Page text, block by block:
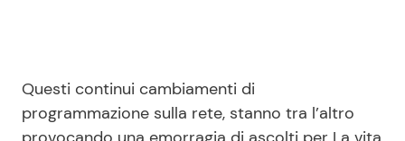
Questi continui cambiamenti di
programmazione sulla rete, stanno tra l’altro